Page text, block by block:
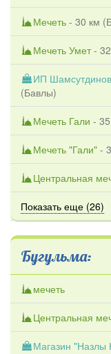
Мечеть - 30 км (
Мечеть Умет -
ИП
(Бавлы)
Мечеть Гали -
Мечеть "Гали" -
Центральная
Показать еще (26)
Бугульма:
мечеть
Центральная
Магазин "Назлы